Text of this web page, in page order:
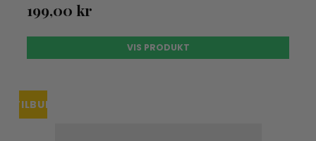
199,00 kr
VIS PRODUKT
TILBUD